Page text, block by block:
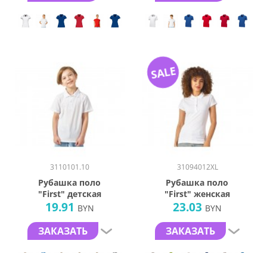
3110101.10
Рубашка поло
"First" детская
19.91 BYN
ЗАКАЗАТЬ
31094012XL
Рубашка поло
"First" женская
23.03 BYN
ЗАКАЗАТЬ
SALE